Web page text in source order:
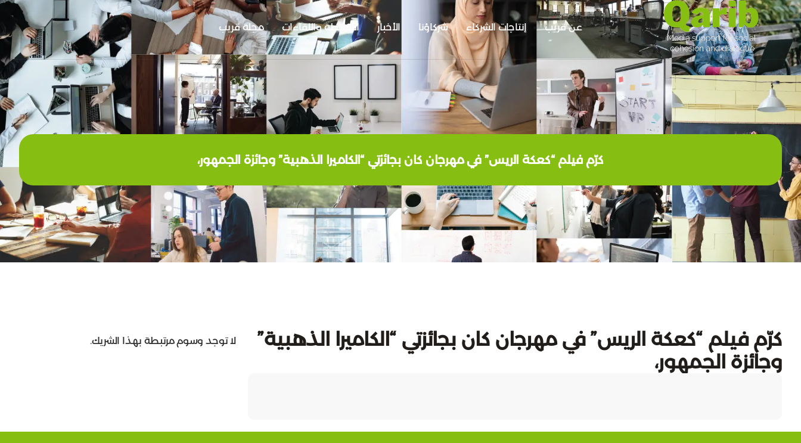
عن قريب إنتاجات الشركاء شركاؤنا الأخبار الأنشطة واللقاءات مجلة قريب
كرّم فيلم “كعكة الريس” في مهرجان كان بجائزتي “الكاميرا الذهبية” وجائزة الجمهور،
كرّم فيلم “كعكة الريس” في مهرجان كان بجائزتي “الكاميرا الذهبية”
وجائزة الجمهور،
لا توجد وسوم مرتبطة بهذا الشريك.